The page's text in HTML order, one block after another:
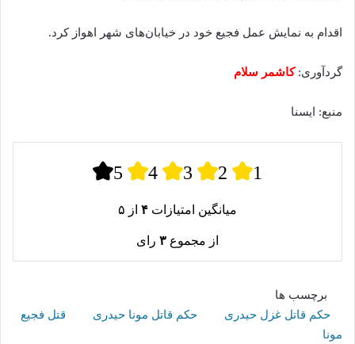
اقدام به نمایش عمل فجیع خود در خیابان‌های شهر اهواز کرد.
گردآوری:کاشمر سلام
منبع: ایسنا
5 4 3 2 1
میانگین امتیازات ۴ از ۵
از مجموع ۳ رای
برچسب ها
حکم قاتل غزل حیدری
حکم قاتل مونا حیدری
قتل فجیع
مونا